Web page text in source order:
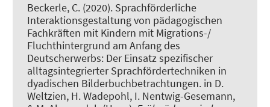
Beckerle, C. (2020). Sprachförderliche
Interaktionsgestaltung von pädagogischen
Fachkräften mit Kindern mit Migrations-/
Fluchthintergrund am Anfang des
Deutscherwerbs: Der Einsatz spezifischer
alltagsintegrierter Sprachfördertechniken in
dyadischen Bilderbuchbetrachtungen. in D.
Weltzien, H. Wadepohl, I. Nentwig-Gesemann,